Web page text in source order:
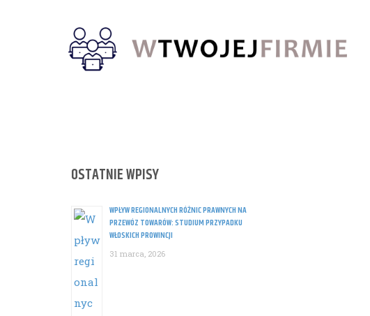
OSTATNIE WPISY
WPŁYW REGIONALNYCH RÓŻNIC PRAWNYCH NA
PRZEWÓZ TOWARÓW: STUDIUM PRZYPADKU
WŁOSKICH PROWINCJI
31 marca, 2026